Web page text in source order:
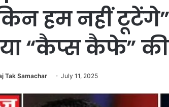
हम नहीं
“कैप्स कैफे” की
Tak Samachar July 11, 2025